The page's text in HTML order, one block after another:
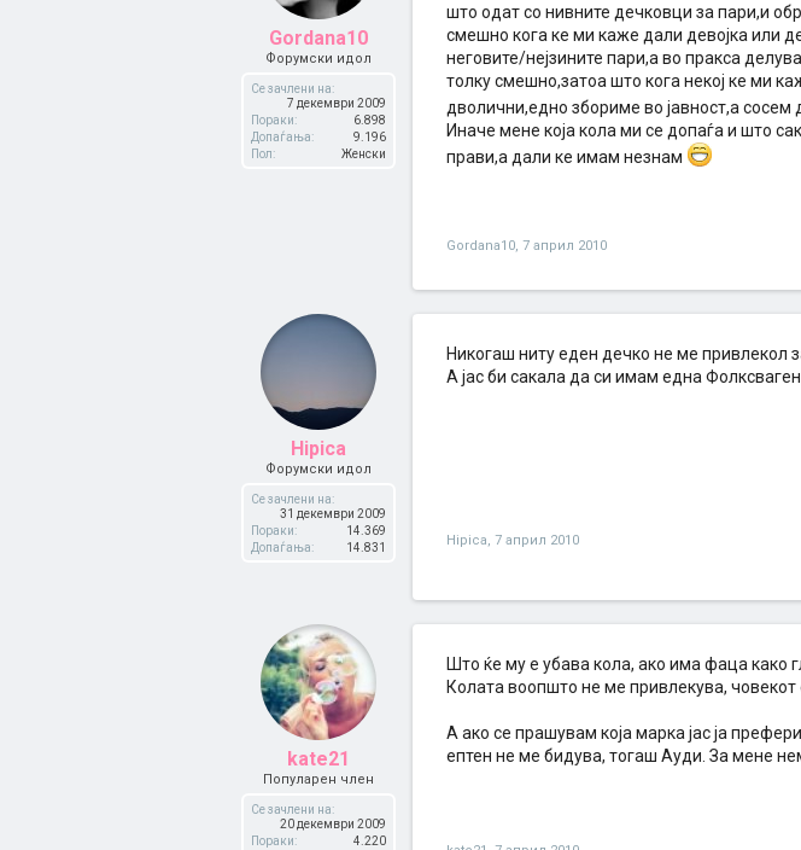
Gordana10
Форумски идол
Се зачлени на:
7 декември 2009
Пораки:
6.898
Допаѓања:
9.196
Пол:
Женски
што одат со нивните дечковци за пари,и
смешно кога ке ми каже дали девојка или
неговите/нејзините пари,а во пракса
толку смешно,затоа што кога некој ке ми
дволични,едно збориме во јавност,а
Иначе мене која кола ми се допаѓа и што
прави,а дали ке имам незнам
Gordana10, 7 април 2010
Hipica
Форумски идол
Се зачлени на:
31 декември 2009
Пораки:
14.369
Допаѓања:
14.831
Никогаш ниту еден дечко не ме привлекол
А јас би сакала да си имам една Фолксваген
Hipica, 7 април 2010
kate21
Популарен член
Се зачлени на:
20 декември 2009
Пораки:
4.220
Што ќе му е убава кола, ако има фаца како
Колата воопшто не ме привлекува, човекот
А ако се прашувам која марка јас ја
ептен не ме бидува, тогаш Ауди. За мене